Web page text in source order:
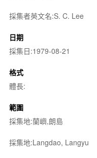
採集者英文名:S. C. Lee
日期
採集日:1979-08-21
格式
體長:
範圍
採集地:蘭嶼,朗島
採集地:Langdao, Langyu